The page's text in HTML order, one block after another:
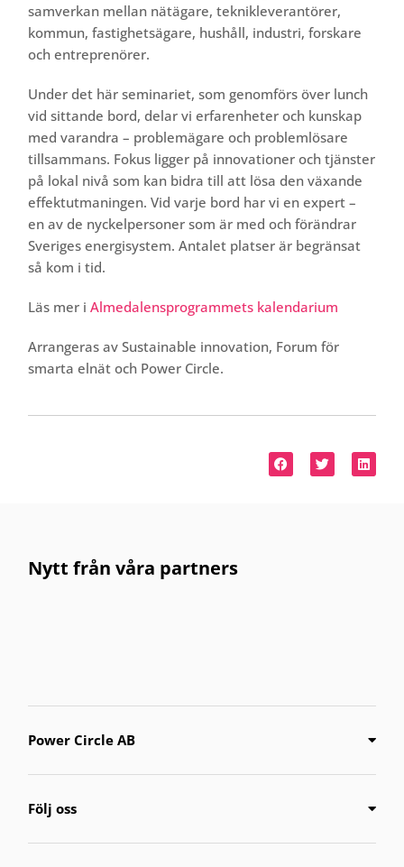
samverkan mellan nätägare, teknikleverantörer,
kommun, fastighetsägare, hushåll, industri, forskare
och entreprenörer.
Under det här seminariet, som genomförs över lunch
vid sittande bord, delar vi erfarenheter och kunskap
med varandra – problemägare och problemlösare
tillsammans. Fokus ligger på innovationer och tjänster
på lokal nivå som kan bidra till att lösa den växande
effektutmaningen. Vid varje bord har vi en expert –
en av de nyckelpersoner som är med och förändrar
Sveriges energisystem. Antalet platser är begränsat
så kom i tid.
Läs mer iAlmedalensprogrammets kalendarium
Arrangeras av Sustainable innovation, Forum för
smarta elnät och Power Circle.
Nytt från våra partners
Power Circle AB
Följ oss